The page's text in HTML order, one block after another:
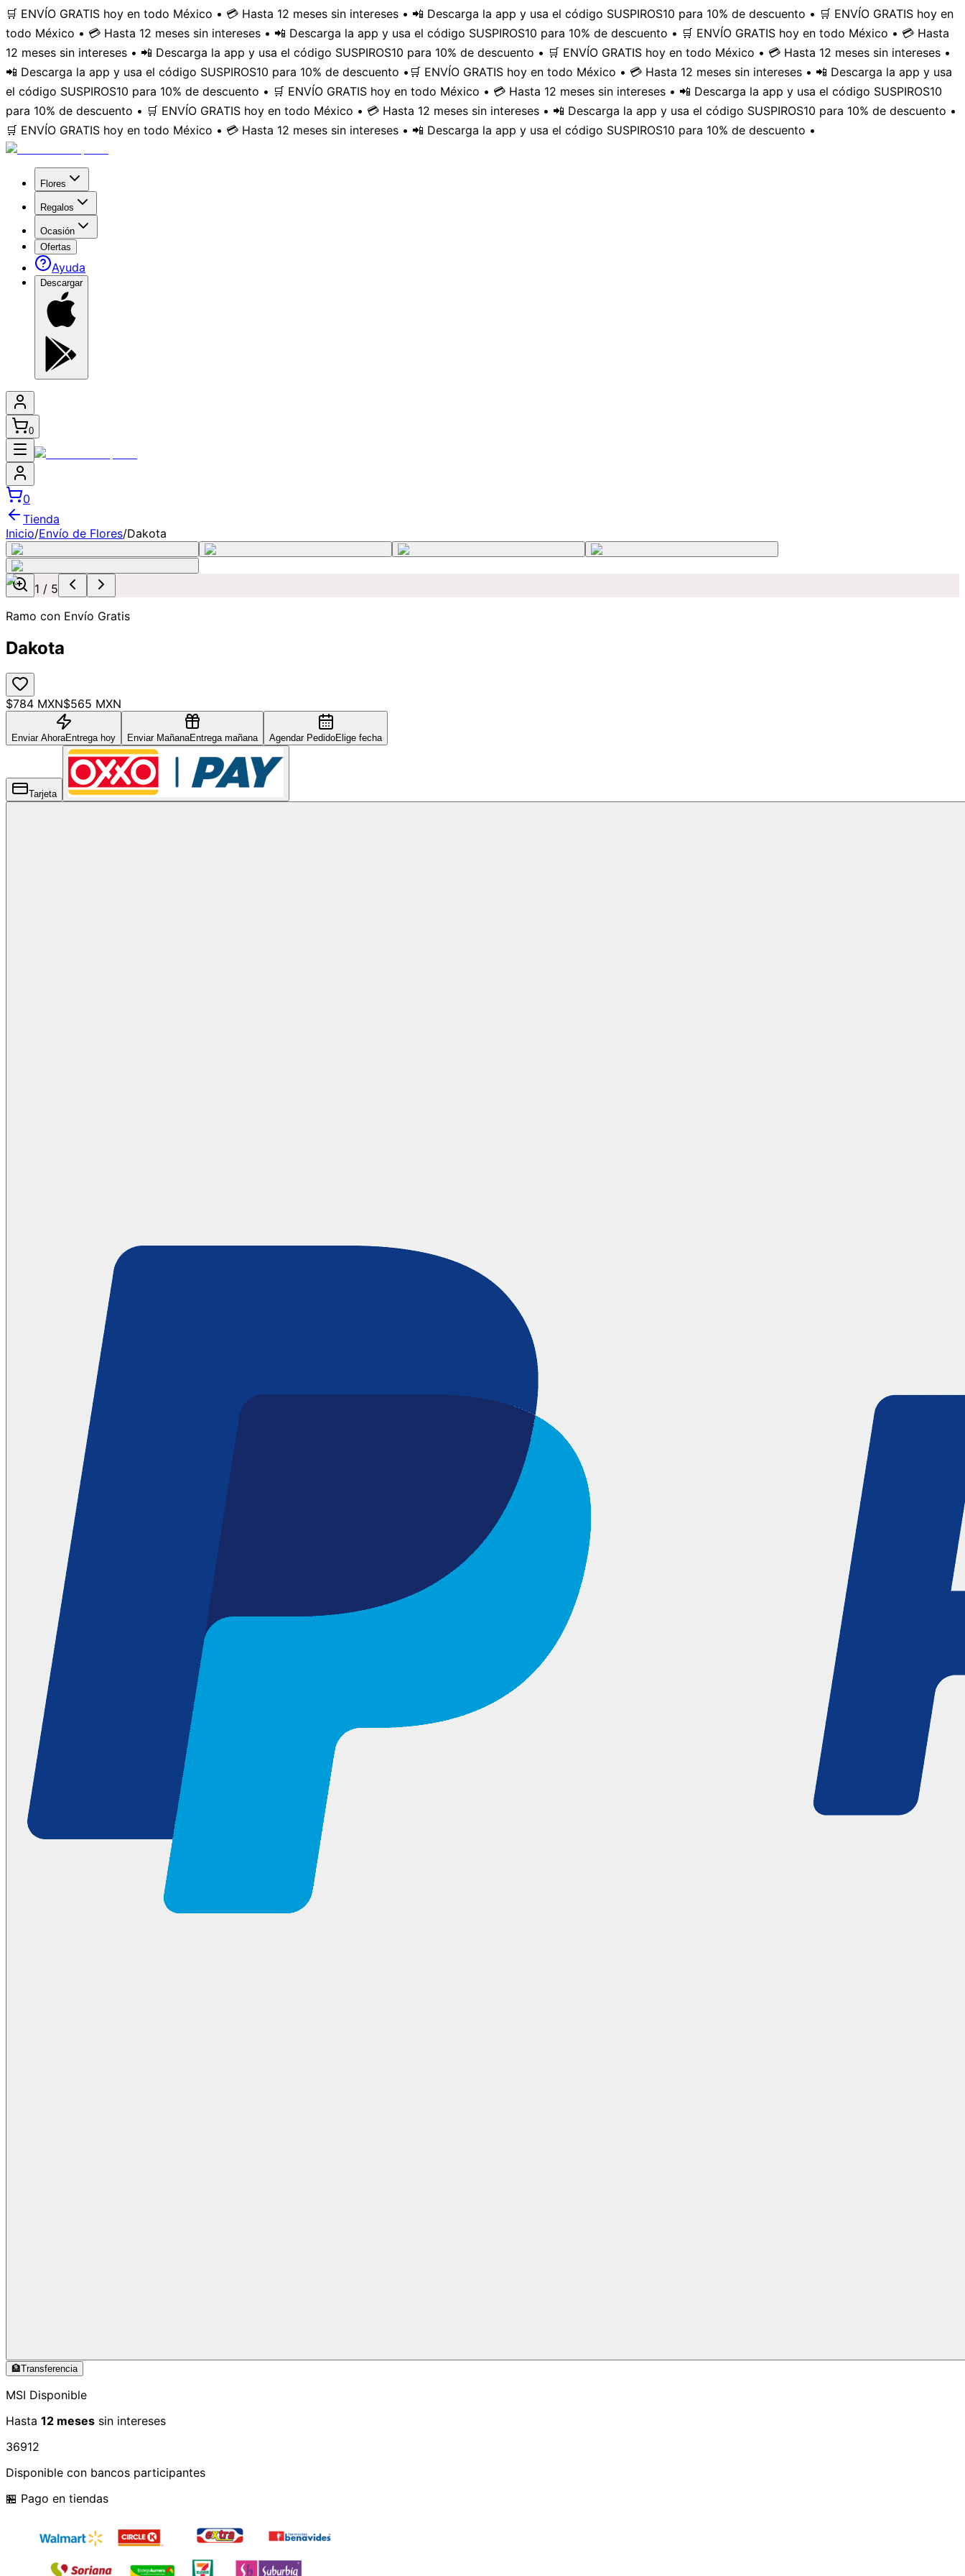
🛒 ENVÍO GRATIS hoy en todo México • 💳 Hasta 12 meses sin intereses • 📲 Descarga la app y usa el código SUSPIROS10 para 10% de descuento • 🛒 ENVÍO GRATIS hoy en
todo México • 💳 Hasta 12 meses sin intereses • 📲 Descarga la app y usa el código SUSPIROS10 para 10% de descuento • 🛒 ENVÍO GRATIS hoy en todo México • 💳 Hasta
12 meses sin intereses • 📲 Descarga la app y usa el código SUSPIROS10 para 10% de descuento • 🛒 ENVÍO GRATIS hoy en todo México • 💳 Hasta 12 meses sin intereses •
📲 Descarga la app y usa el código SUSPIROS10 para 10% de descuento • 🛒 ENVÍO GRATIS hoy en todo México • 💳 Hasta 12 meses sin intereses • 📲 Descarga la app y usa
el código SUSPIROS10 para 10% de descuento • 🛒 ENVÍO GRATIS hoy en todo México • 💳 Hasta 12 meses sin intereses • 📲 Descarga la app y usa el código SUSPIROS10
para 10% de descuento • 🛒 ENVÍO GRATIS hoy en todo México • 💳 Hasta 12 meses sin intereses • 📲 Descarga la app y usa el código SUSPIROS10 para 10% de descuento •
🛒 ENVÍO GRATIS hoy en todo México • 💳 Hasta 12 meses sin intereses • 📲 Descarga la app y usa el código SUSPIROS10 para 10% de descuento •
Flores
Regalos
Ocasión
Ofertas
Ayuda
Descargar
0
0
Tienda
Inicio/Envío de Flores/Dakota
1 / 5
Ramo con Envío Gratis
Dakota
$784 MXN$565 MXN
Enviar AhoraEntrega hoy Enviar MañanaEntrega mañana Agendar PedidoElige fecha
Tarjeta
🏦Transferencia
MSI Disponible
Hasta 12 meses sin intereses
36912
Disponible con bancos participantes
🏪 Pago en tiendas